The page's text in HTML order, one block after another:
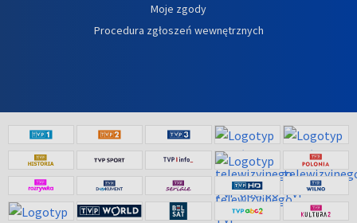
Moje zgody
Procedura zgłoszeń wewnętrznych